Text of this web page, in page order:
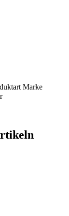
Marke